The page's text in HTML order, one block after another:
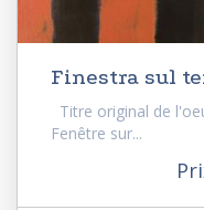
Finestra sul
Titre original de
Fenêtre sur...